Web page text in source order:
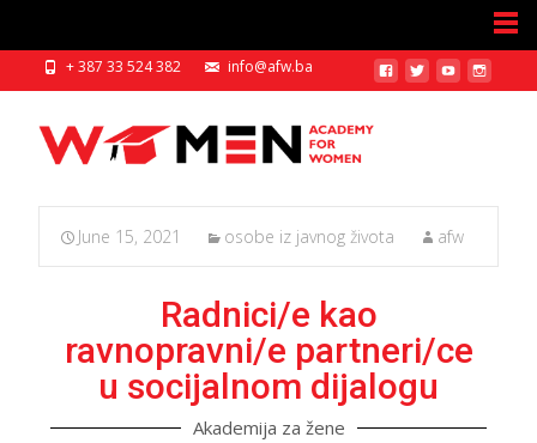
+ 387 33 524 382 info@afw.ba
June 15, 2021 osobe iz javnog života afw
Radnici/e kao
ravnopravni/e partneri/ce
u socijalnom dijalogu
Akademija za žene